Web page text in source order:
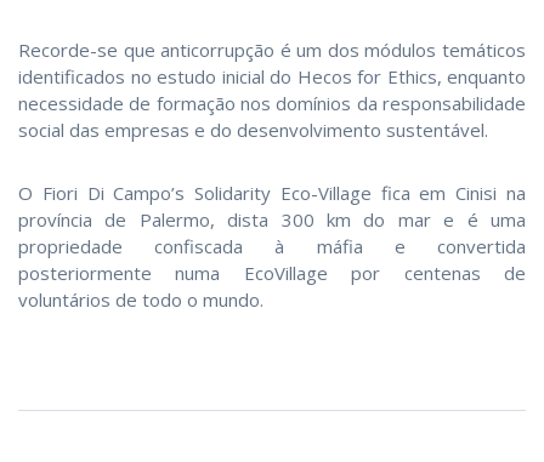
Recorde-se que anticorrupção é um dos módulos temáticos
identificados no estudo inicial do Hecos for Ethics, enquanto
necessidade de formação nos domínios da responsabilidade
social das empresas e do desenvolvimento sustentável.
O Fiori Di Campo’s Solidarity Eco-Village fica em Cinisi na
província de Palermo, dista 300 km do mar e é uma
propriedade confiscada à máfia e convertida
posteriormente numa EcoVillage por centenas de
voluntários de todo o mundo.